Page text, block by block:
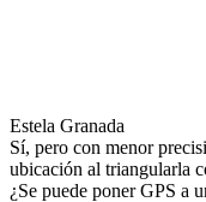
Estela Granada
Sí, pero con menor
ubicación al triangularla
¿Se puede poner GPS a